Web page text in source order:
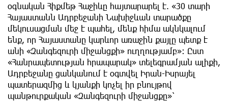
օգնական Հիքմեթ Հաջիևը հայտարարել է. «30 տարի
Հայաստանն Ադրբեջանի Նախիջևան տարածքը
մեկուսացման մեջ է պահել, մենք հիմա ակնկալում
ենք, որ Հայաստանը կարևոր առաջին քայլը պետք է
անի «Զանգեզուրի միջանցքի» ուղղությամբ»: Ըստ
«Հանրապետության հրապարակ» տելեգրամյան ալիքի,
Ադրբեջանը ցանկանում է օգտվել Իրան-Իսրայել
պատերազմից և կյանքի կոչել իր բնույթով
պանթուրքական «Զանգեզուրի միջանցքը»՝